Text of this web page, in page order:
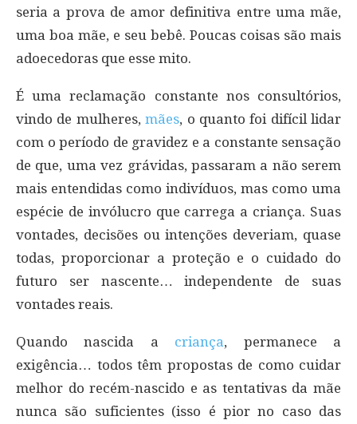
seria a prova de amor definitiva entre uma mãe,
uma boa mãe, e seu bebê. Poucas coisas são mais
adoecedoras que esse mito.
É uma reclamação constante nos consultórios,
vindo de mulheres,mães, o quanto foi difícil lidar
com o período de gravidez e a constante sensação
de que, uma vez grávidas, passaram a não serem
mais entendidas como indivíduos, mas como uma
espécie de invólucro que carrega a criança. Suas
vontades, decisões ou intenções deveriam, quase
todas, proporcionar a proteção e o cuidado do
futuro ser nascente… independente de suas
vontades reais.
Quando nascida a criança, permanece a
exigência… todos têm propostas de como cuidar
melhor do recém-nascido e as tentativas da mãe
nunca são suficientes (isso é pior no caso das